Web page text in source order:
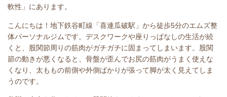
軟性」にあります。
こんにちは！地下鉄谷町線「喜連瓜破駅」から徒歩5分のエムズ整
体パーソナルジムです。デスクワークや座りっぱなしの生活が続
くと、股関節周りの筋肉がガチガチに固まってしまいます。股関
節の動きが悪くなると、骨盤が歪んでお尻の筋肉がうまく使えな
くなり、太ももの前側や外側ばかりが張って脚が太く見えてしま
うのです。